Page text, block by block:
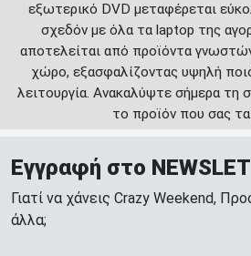
εξωτερικό DVD μεταφέρεται
σχεδόν με όλα τα laptop της
αποτελείται από προϊόντα
χώρο, εξασφαλίζοντας υψηλή
λειτουργία. Ανακαλύψτε σήμερα τη
το προϊόν που σας
Εγγραφή στο
Γιατί να χάνεις Crazy Weekend,
άλλα;